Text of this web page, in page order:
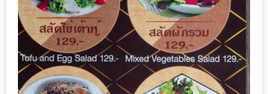
จัด
เต็ม
กับ
แผนที่
ร้าน